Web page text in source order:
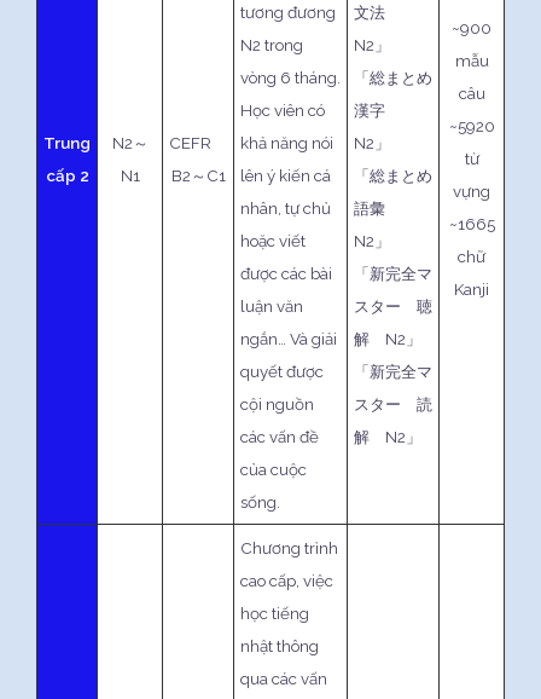
Trung
cấp 2
N2～
N1
CEFR
B2～C1
tương đương
N2 trong
vòng 6 tháng.
Học viên có
khả năng nói
lên ý kiến cá
nhân, tự chủ
hoặc viết
được các bài
luận văn
ngắn… Và giải
quyết được
cội nguồn
các vấn đề
của cuộc
sống.
文法
N2」
「総まとめ
漢字
N2」
「総まとめ
語彙
N2」
「新完全マ
スター 聴
解 N2」
「新完全マ
スター 読
解 N2」
~900
mẫu
câu
~5920
từ
vựng
~1665
chữ
Kanji
Chương trình
cao cấp, việc
học tiếng
nhật thông
qua các vấn